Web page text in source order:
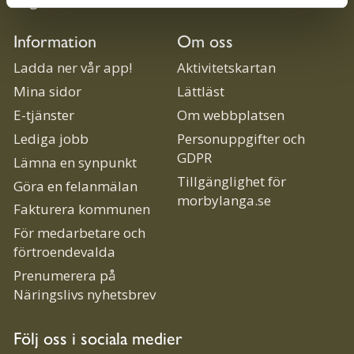
Information
Ladda ner vår app!
Mina sidor
E-tjänster
Lediga jobb
Lämna en synpunkt
Göra en felanmälan
Fakturera kommunen
För medarbetare och
förtroendevalda
Prenumerera på
Näringslivs nyhetsbrev
Om oss
Aktivitetskartan
Lättläst
Om webbplatsen
Personuppgifter och
GDPR
Tillgänglighet för
morbylanga.se
Följ oss i sociala medier